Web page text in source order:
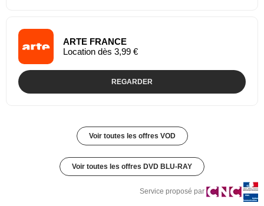
ARTE FRANCE
Location dès 3,99 €
REGARDER
Voir toutes les offres VOD
Voir toutes les offres DVD BLU-RAY
Service proposé par